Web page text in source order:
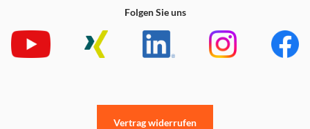
Folgen Sie uns
Vertrag widerrufen